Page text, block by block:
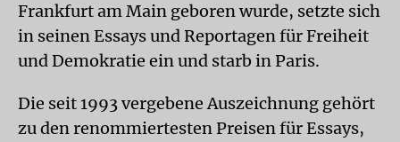
Frankfurt am Main geboren wurde, setzte sich
in seinen Essays und Reportagen für Freiheit
und Demokratie ein und starb in Paris.
Die seit 1993 vergebene Auszeichnung gehört
zu den renommiertesten Preisen für Essays,